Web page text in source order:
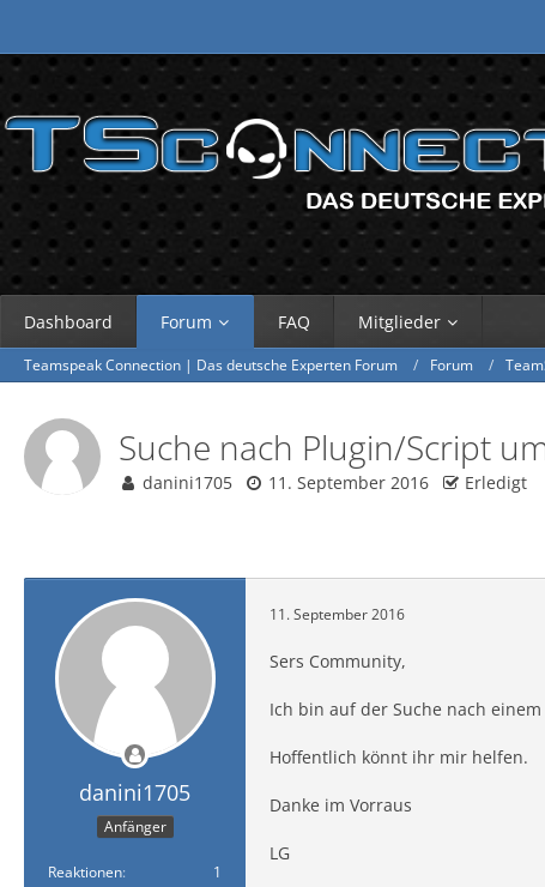
Dashboard Forum FAQ Mitglieder
Teamspeak Connection | Das deutsche Experten Forum Forum
Suche nach Plugin/Script
danini1705 11. September 2016 Erledigt
danini1705
Anfänger
Reaktionen
1
11. September 2016
Sers Community,
Ich bin auf der Suche nach
Hoffentlich könnt ihr mir helfen.
Danke im Vorraus
LG